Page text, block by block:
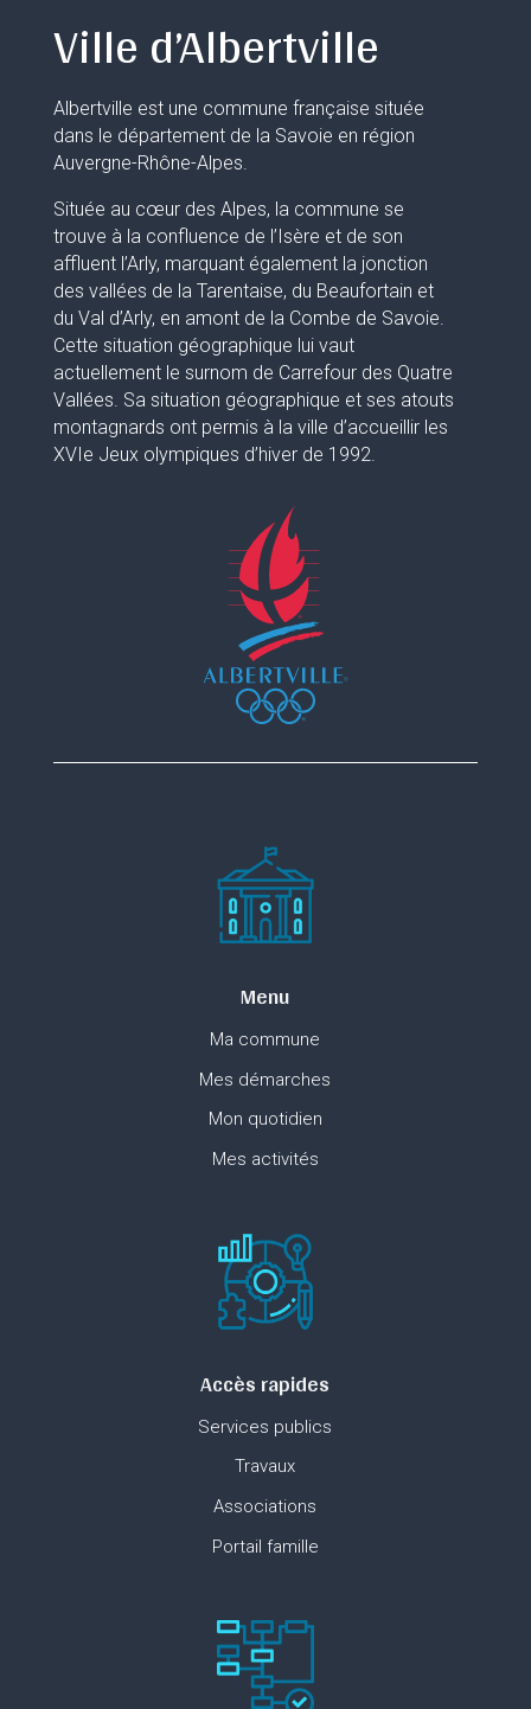
Ville d’Albertville
Albertville est une commune française située
dans le département de la Savoie en région
Auvergne-Rhône-Alpes.
Située au cœur des Alpes, la commune se
trouve à la confluence de l’Isère et de son
affluent l’Arly, marquant également la jonction
des vallées de la Tarentaise, du Beaufortain et
du Val d’Arly, en amont de la Combe de Savoie.
Cette situation géographique lui vaut
actuellement le surnom de Carrefour des Quatre
Vallées. Sa situation géographique et ses atouts
montagnards ont permis à la ville d’accueillir les
XVIe Jeux olympiques d’hiver de 1992.
Menu
Ma commune
Mes démarches
Mon quotidien
Mes activités
Accès rapides
Services publics
Travaux
Associations
Portail famille